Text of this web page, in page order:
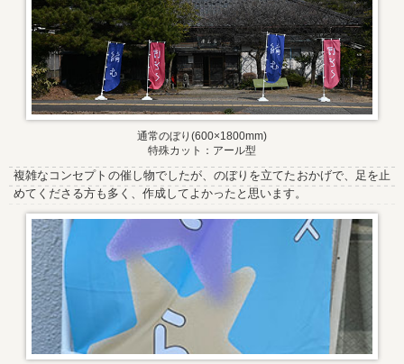
通常のぼり(600×1800mm)
特殊カット：アール型
複雑なコンセプトの催し物でしたが、のぼりを立てたおかげで、足を止
めてくださる方も多く、作成してよかったと思います。